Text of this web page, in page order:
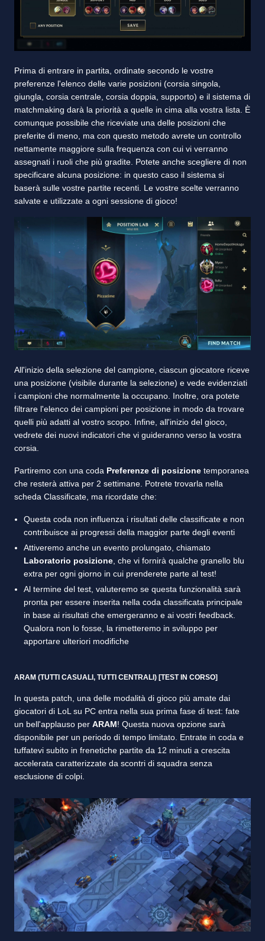
Prima di entrare in partita, ordinate secondo le vostre
preferenze l'elenco delle varie posizioni (corsia singola,
giungla, corsia centrale, corsia doppia, supporto) e il sistema di
matchmaking darà la priorità a quelle in cima alla vostra lista. È
comunque possibile che riceviate una delle posizioni che
preferite di meno, ma con questo metodo avrete un controllo
nettamente maggiore sulla frequenza con cui vi verranno
assegnati i ruoli che più gradite. Potete anche scegliere di non
specificare alcuna posizione: in questo caso il sistema si
baserà sulle vostre partite recenti. Le vostre scelte verranno
salvate e utilizzate a ogni sessione di gioco!
All'inizio della selezione del campione, ciascun giocatore riceve
una posizione (visibile durante la selezione) e vede evidenziati
i campioni che normalmente la occupano. Inoltre, ora potete
filtrare l'elenco dei campioni per posizione in modo da trovare
quelli più adatti al vostro scopo. Infine, all'inizio del gioco,
vedrete dei nuovi indicatori che vi guideranno verso la vostra
corsia.
Partiremo con una coda Preferenze di posizione temporanea
che resterà attiva per 2 settimane. Potrete trovarla nella
scheda Classificate, ma ricordate che:
Questa coda non influenza i risultati delle classificate e non
contribuisce ai progressi della maggior parte degli eventi
Attiveremo anche un evento prolungato, chiamato
Laboratorio posizione , che vi fornirà qualche granello blu
extra per ogni giorno in cui prenderete parte al test!
Al termine del test, valuteremo se questa funzionalità sarà
pronta per essere inserita nella coda classificata principale
in base ai risultati che emergeranno e ai vostri feedback.
Qualora non lo fosse, la rimetteremo in sviluppo per
apportare ulteriori modifiche
ARAM (TUTTI CASUALI, TUTTI CENTRALI) [TEST IN CORSO]
In questa patch, una delle modalità di gioco più amate dai
giocatori di LoL su PC entra nella sua prima fase di test: fate
un bell'applauso per ARAM! Questa nuova opzione sarà
disponibile per un periodo di tempo limitato. Entrate in coda e
tuffatevi subito in frenetiche partite da 12 minuti a crescita
accelerata caratterizzate da scontri di squadra senza
esclusione di colpi.